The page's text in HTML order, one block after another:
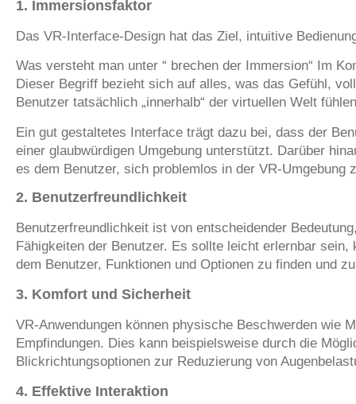
1. Immersionsfaktor
Das VR-Interface-Design hat das Ziel, intuitive
Was versteht man unter “ brechen der Immersion“ Im
Dieser Begriff bezieht sich auf alles, was das Gefühl,
Benutzer tatsächlich „innerhalb“ der virtuellen Welt
Ein gut gestaltetes Interface trägt dazu bei, dass der
einer glaubwürdigen Umgebung unterstützt. Darüber
es dem Benutzer, sich problemlos in der VR-
2. Benutzerfreundlichkeit
Benutzerfreundlichkeit ist von entscheidender
Fähigkeiten der Benutzer. Es sollte leicht erlernbar
dem Benutzer, Funktionen und Optionen zu finden und
3. Komfort und Sicherheit
VR-Anwendungen können physische Beschwerden wie
Empfindungen. Dies kann beispielsweise durch die
Blickrichtungsoptionen zur Reduzierung von
4. Effektive Interaktion